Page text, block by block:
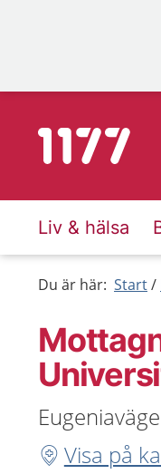
Till startsidan för
Liv & hälsa
Du är här: Start
Visa på